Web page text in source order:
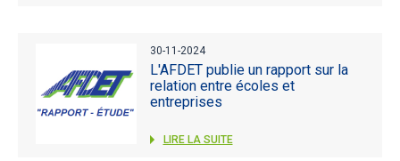
30-11-2024
L'AFDET publie un rapport sur la
relation entre écoles et
entreprises
LIRE LA SUITE